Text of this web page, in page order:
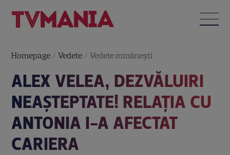
Homepage /Vedete /Vedete româneşti
ALEX VELEA, DEZVĂLUIRI
NEAȘTEPTATE! RELAȚIA CU
ANTONIA I-A AFECTAT
CARIERA